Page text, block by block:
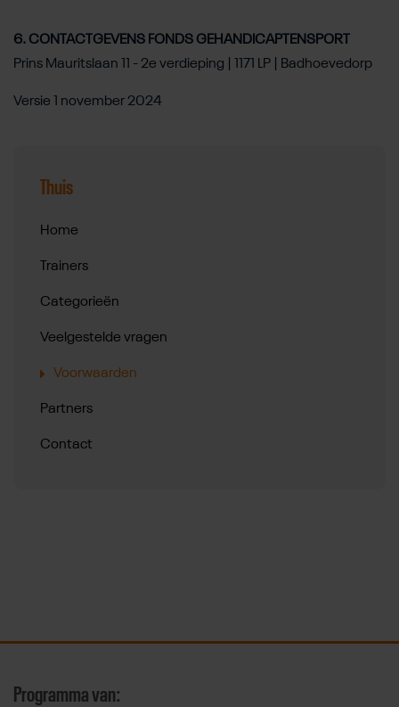
6. CONTACTGEVENS FONDS GEHANDICAPTENSPORT
Prins Mauritslaan 11 - 2e verdieping | 1171 LP | Badhoevedorp
Versie 1 november 2024
Submenu overslaan
Thuis
Home
Trainers
Categorieën
Veelgestelde vragen
Voorwaarden
Partners
Contact
Programma van: